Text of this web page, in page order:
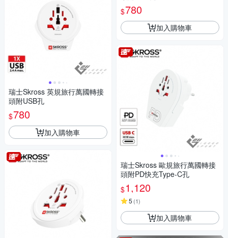
瑞士Skross 英規旅行萬國轉接
頭附USB孔
$780
加入購物車
$780
加入購物車
瑞士Skross 歐規旅行萬國轉接
頭附PD快充Type-C孔
$1,120
5 (1)
加入購物車